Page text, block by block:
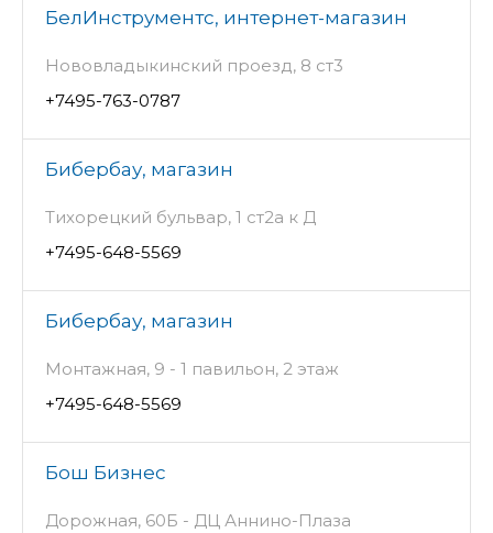
БелИнструментс, интернет-магазин
Нововладыкинский проезд, 8 ст3
+7495-763-0787
Бибербау, магазин
Тихорецкий бульвар, 1 ст2а к Д
+7495-648-5569
Бибербау, магазин
Монтажная, 9 - 1 павильон, 2 этаж
+7495-648-5569
Бош Бизнес
Дорожная, 60Б - ДЦ Аннино-Плаза